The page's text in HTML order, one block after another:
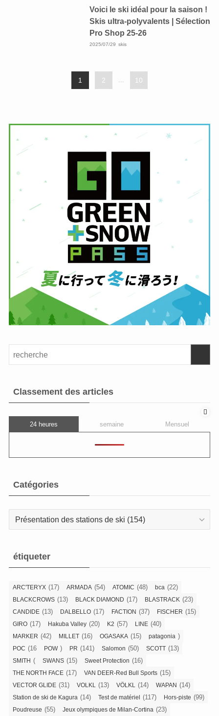
Voici le ski idéal pour la saison !
Skis ultra-polyvalents | Sélection
Pro Shop 25-26
2025/07/29 skis
1 2 ... 10
Classement des articles
24 heures semaine Mensuel
Catégories
Catégories
étiqueter
ARC'TERYX (17) ARMADA (54) ATOMIC (48) bca (22)
BLACKCROWS (13) BLACK DIAMOND (17) BLASTRACK (23)
CANDIDE (13) DALBELLO (17) FACTION (37) FISCHER (15)
GIRO (17) Hakuba Valley (20) K2 (57) LINE (40)
MARKER (42) MILLET (16) OGASAKA (15) patagonia )
POC (16 POW) PR (141) Salomon (50) SCOTT (13)
SMITH ( SWANS (15) Sweet Protection (16)
THE NORTH FACE (17) VAN DEER-Red Bull Sports (15)
VECTOR GLIDE (31) VOLKL (13) VÖLKL (14) WAPAN (14)
Station de ski de Kagura (14) Test de matériel (117) Hors-piste (99)
Poudreuse (55) Jeux olympiques de Milan-Cortina (23)